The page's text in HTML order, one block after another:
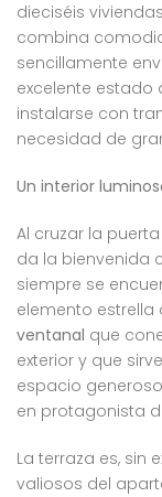
dieciséis
combina
sencillamente
excelente estado
instalarse con
necesidad de
Un interior
Al cruzar la
da la bienvenida
siempre se
elemento estrella
ventanal que
exterior y que
espacio
en protagonista
La terraza es, sin
valiosos del